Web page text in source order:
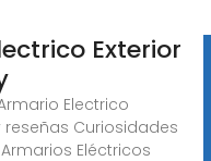
Exterior
Electrico
reseñas Curiosidades
Eléctricos